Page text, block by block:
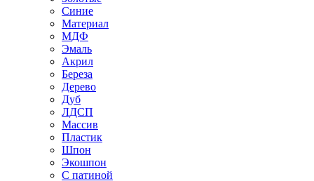
Синие
Материал
МДФ
Эмаль
Акрил
Береза
Дерево
Дуб
ЛДСП
Массив
Пластик
Шпон
Экошпон
С патиной